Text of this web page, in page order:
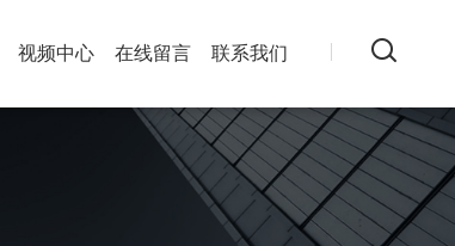
视频中心 在线留言 联系我们